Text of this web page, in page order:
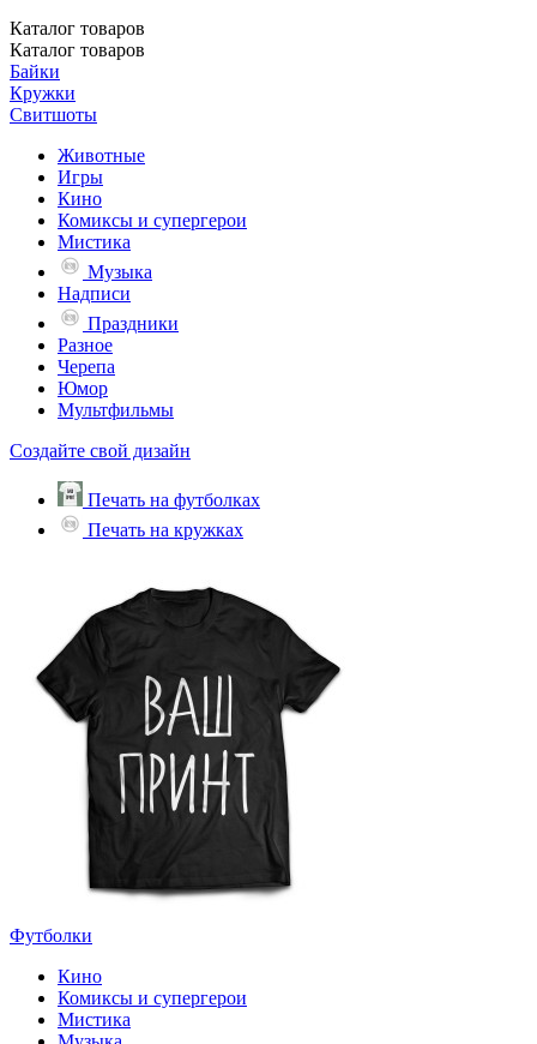
Каталог товаров
Каталог товаров
Байки
Кружки
Свитшоты
Животные
Игры
Кино
Комиксы и супергерои
Мистика
Музыка
Надписи
Праздники
Разное
Черепа
Юмор
Мультфильмы
Создайте свой дизайн
Печать на футболках
Печать на кружках
Футболки
Кино
Комиксы и супергерои
Мистика